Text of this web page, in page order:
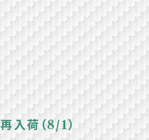
再入荷（8/1）